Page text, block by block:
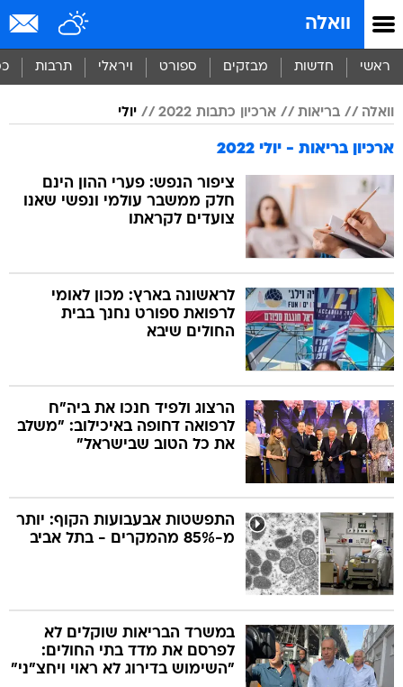
וואלה
ראשי חדשות מבזקים ספורט ויראלי תרבות
וואלה בריאות ארכיון כתבות 2022 יולי
ארכיון בריאות - יולי 2022
ציפור הנפש: פערי ההון הינם
חלק ממשבר עולמי ונפשי שאנו
צועדים לקראתו
לראשונה בארץ: מכון לאומי
לרפואת ספורט נחנך בבית
החולים שיבא
הרצוג ולפיד חנכו את ביה"ח
לרפואה דחופה באיכילוב: "משלב
את כל הטוב שבישראל"
התפשטות אבעבועות הקוף: יותר
מ-85% מהמקרים - בתל אביב
במשרד הבריאות שוקלים לא
לפרסם את מדד בתי החולים:
"השימוש בדירוג לא ראוי ויחצ"ני"